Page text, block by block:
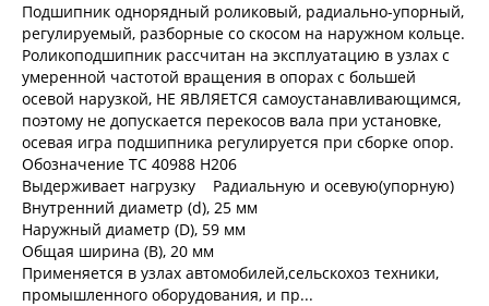
Подшипник однорядный роликовый, радиально-упорный,
регулируемый, разборные со скосом на наружном кольце.
Роликоподшипник рассчитан на эксплуатацию в узлах с
умеренной частотой вращения в опорах с большей
осевой нарузкой, НЕ ЯВЛЯЕТСЯ самоустанавливающимся,
поэтому не допускается перекосов вала при установке,
осевая игра подшипника регулируется при сборке опор.
Обозначение TC 40988 H206
Выдерживает нагрузку Радиальную и осевую(упорную)
Внутренний диаметр (d), 25 мм
Наружный диаметр (D), 59 мм
Общая ширина (B), 20 мм
Применяется в узлах автомобилей,сельскохоз техники,
промышленного оборудования, и пр...